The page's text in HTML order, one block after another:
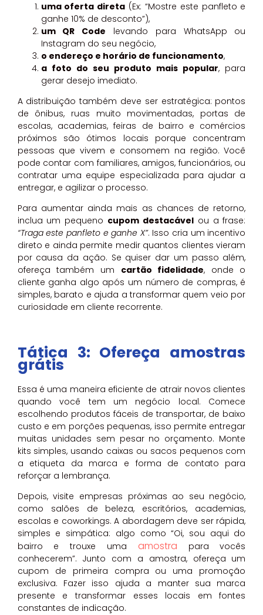
uma oferta direta (Ex: “Mostre este panfleto e
ganhe 10% de desconto”),
um QR Code levando para WhatsApp ou
Instagram do seu negócio,
o endereço e horário de funcionamento,
a foto do seu produto mais popular, para
gerar desejo imediato.
A distribuição também deve ser estratégica: pontos
de ônibus, ruas muito movimentadas, portas de
escolas, academias, feiras de bairro e comércios
próximos são ótimos locais porque concentram
pessoas que vivem e consomem na região. Você
pode contar com familiares, amigos, funcionários, ou
contratar uma equipe especializada para ajudar a
entregar, e agilizar o processo.
Para aumentar ainda mais as chances de retorno,
inclua um pequeno cupom destacávelou a frase:
“Traga este panfleto e ganhe X”. Isso cria um incentivo
direto e ainda permite medir quantos clientes vieram
por causa da ação. Se quiser dar um passo além,
ofereça também um cartão fidelidade, onde o
cliente ganha algo após um número de compras, é
simples, barato e ajuda a transformar quem veio por
curiosidade em cliente recorrente.
Tática 3: Ofereça amostras
grátis
Essa é uma maneira eficiente de atrair novos clientes
quando você tem um negócio local. Comece
escolhendo produtos fáceis de transportar, de baixo
custo e em porções pequenas, isso permite entregar
muitas unidades sem pesar no orçamento. Monte
kits simples, usando caixas ou sacos pequenos com
a etiqueta da marca e forma de contato para
reforçar a lembrança.
Depois, visite empresas próximas ao seu negócio,
como salões de beleza, escritórios, academias,
escolas e coworkings. A abordagem deve ser rápida,
simples e simpática: algo como “Oi, sou aqui do
bairro e trouxe uma amostra para vocês
conhecerem”. Junto com a amostra, ofereça um
cupom de primeira compra ou uma promoção
exclusiva. Fazer isso ajuda a manter sua marca
presente e transformar esses locais em fontes
constantes de indicação.